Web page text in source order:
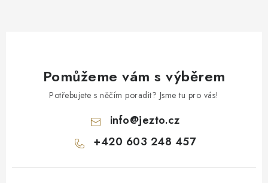
Pomůžeme vám s výběrem
Potřebujete s něčím poradit? Jsme tu pro vás!
info@jezto.cz
+420 603 248 457